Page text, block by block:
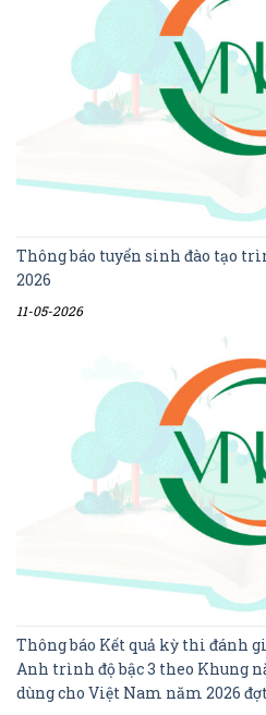
Thông báo tuyển sinh đào tạo
2026
11-05-2026
Thông báo Kết quả kỳ thi đánh
Anh trình độ bậc 3 theo Khung
dùng cho Việt Nam năm 2026 đợt